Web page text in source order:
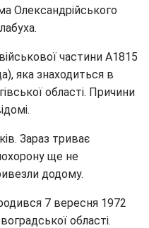
Олександрійського
частини А1815
яка знаходиться в
області. Причини
Зараз триває
ще не
додому.
7 вересня 1972
області.